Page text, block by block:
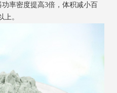
率密度提高3倍，体积减小百
上。